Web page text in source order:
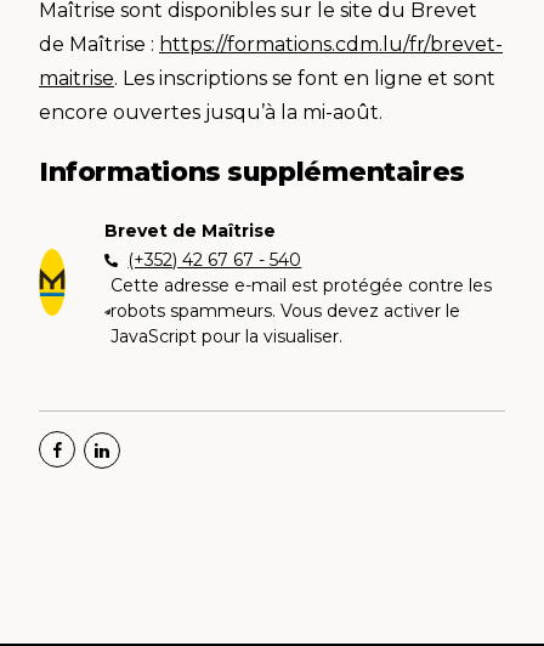
Maîtrise sont disponibles sur le site du Brevet
de Maîtrise : https://formations.cdm.lu/fr/brevet-
maitrise. Les inscriptions se font en ligne et sont
encore ouvertes jusqu’à la mi-août.
Informations supplémentaires
Brevet de Maîtrise
(+352) 42 67 67 - 540
Cette adresse e-mail est protégée contre les
robots spammeurs. Vous devez activer le
JavaScript pour la visualiser.